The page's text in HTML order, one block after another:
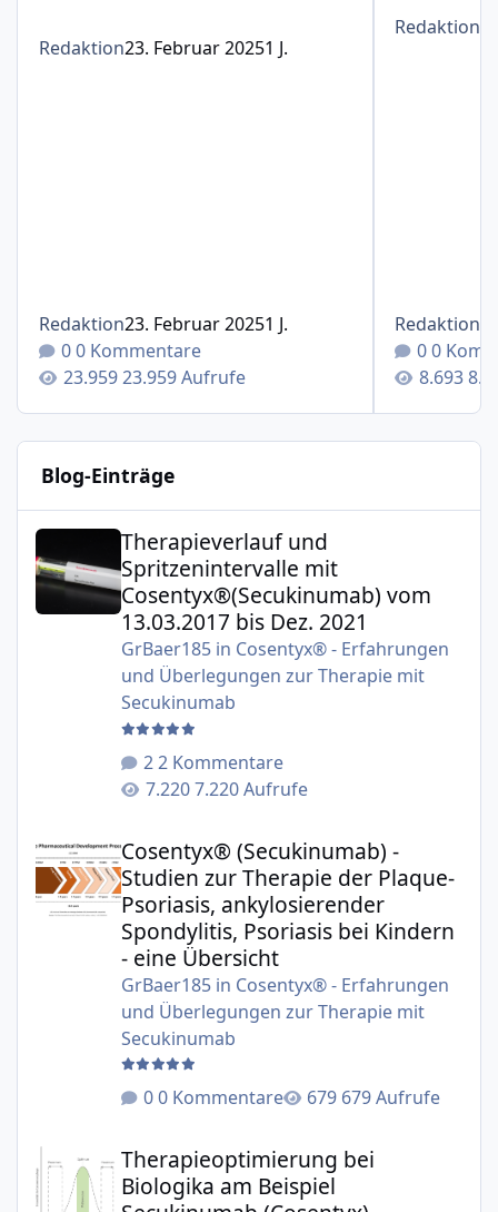
Redaktion23. Februar 20251 J.
Redaktion23. Februar 20251 J.
0 Kommentare
23.959 Aufrufe
Redaktion
Redaktion
0
Blog-Einträge
Therapieverlauf und Spritzenintervalle mit
Therapieverlauf und
Spritzenintervalle mit
Cosentyx®(Secukinumab) vom
13.03.2017 bis Dez. 2021
GrBaer185in Cosentyx® - Erfahrungen
und Überlegungen zur Therapie mit
Secukinumab
2 Kommentare
7.220 Aufrufe
Cosentyx® (Secukinumab) -
Studien zur Therapie der Plaque-
Psoriasis, ankylosierender
Spondylitis, Psoriasis bei Kindern
- eine Übersicht
GrBaer185in Cosentyx® - Erfahrungen
und Überlegungen zur Therapie mit
Secukinumab
0 Kommentare
679 Aufrufe
Therapieoptimierung bei Biologika am Beispiel
Therapieoptimierung bei
Biologika am Beispiel